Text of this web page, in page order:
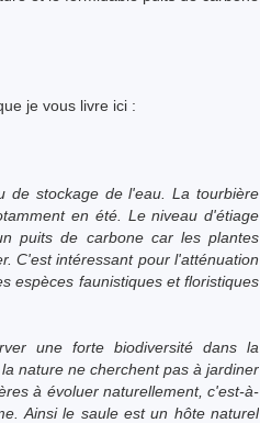
je vous livre ici :
de stockage de l'eau. La tourbière
en été. Le niveau d'étiage
puits de carbone car les plantes
C'est intéressant pour l'atténuation
espèces faunistiques et floristiques
une forte biodiversité dans la
nature ne cherchent pas à jardiner
à évoluer naturellement, c'est-à-
Ainsi le saule est un hôte naturel